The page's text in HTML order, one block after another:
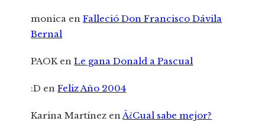
monica enFalleció Don Francisco Dávila
Bernal
PAOKenLe gana Donald a Pascual
:D enFeliz Año 2004
Karina Martínez enÂ¿Cual sabe mejor?